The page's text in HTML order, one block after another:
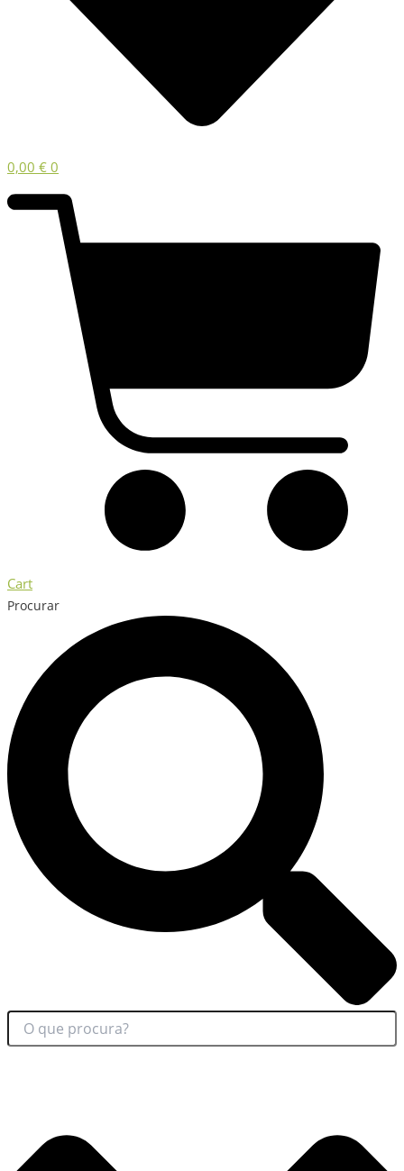
0,00 € 0
Cart
Procurar